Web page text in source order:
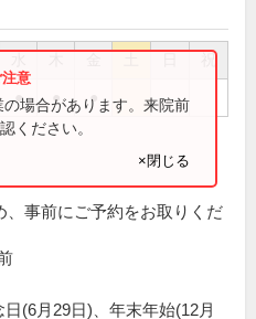
祝
● ● ●
場合があります。来院前
ください。
×閉じる
、事前にご予約をお取りくだ
(6月29日)、年末年始(12月